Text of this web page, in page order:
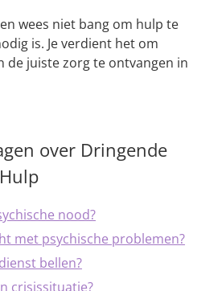
wees niet bang om hulp te
is. Je verdient het om
de juiste zorg te ontvangen in
over Dringende
nood?
met psychische problemen?
bellen?
crisissituatie?